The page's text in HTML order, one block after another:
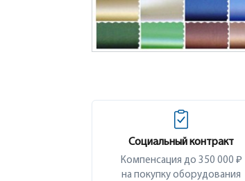
Социальный контракт
Компенсация до 350 000 ₽
на покупку оборудования